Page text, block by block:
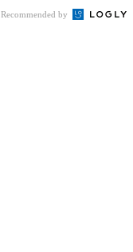
Recommended by